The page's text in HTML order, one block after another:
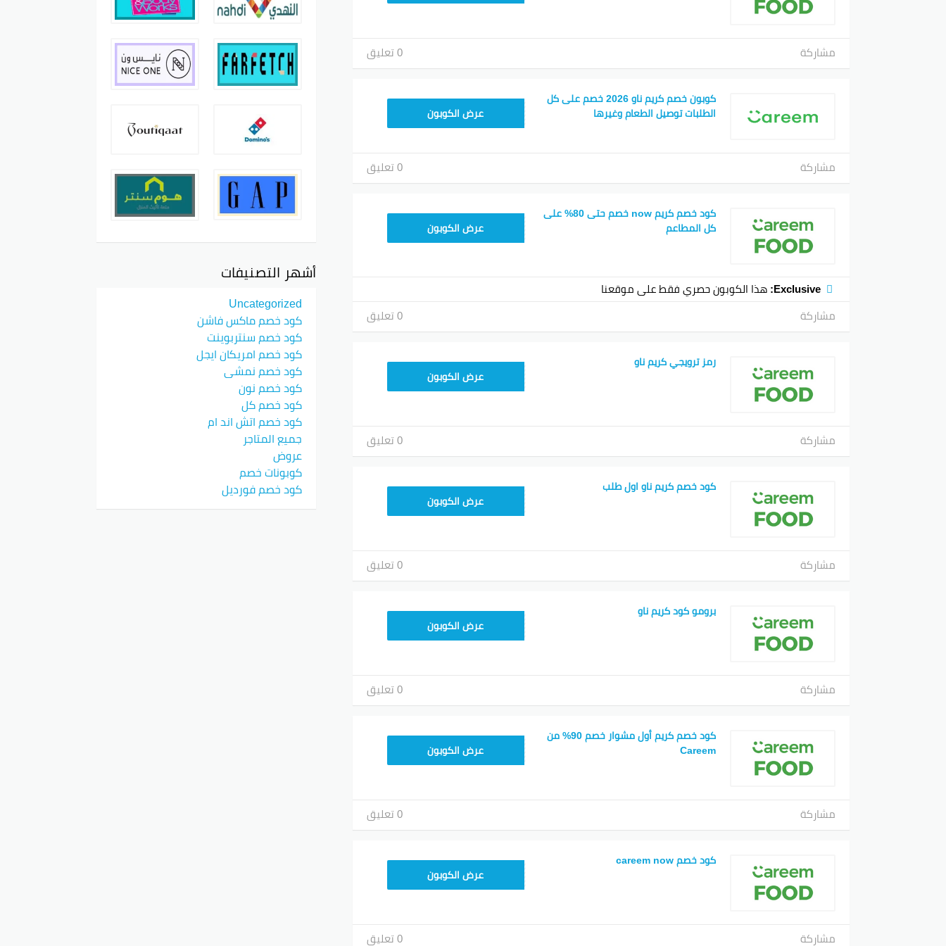
مشاركة 0 تعليق
كوبون خصم كريم ناو 2026 خصم على كل
الطلبات توصيل الطعام وغيرها
عرض الكوبون
مشاركة 0 تعليق
كود خصم كريم now خصم حتى 80% على
كل المطاعم
عرض الكوبون
Exclusive: هذا الكوبون حصري فقط على موقعنا
مشاركة
0 تعليق
رمز ترويجي كريم ناو
عرض الكوبون
مشاركة 0 تعليق
كود خصم كريم ناو اول طلب
عرض الكوبون
مشاركة 0 تعليق
برومو كود كريم ناو
YUM70عرض الكوبون
مشاركة 0 تعليق
كود خصم كريم أول مشوار خصم 90% من
Careem
عرض الكوبون
مشاركة 0 تعليق
كود خصم careem now
YUM70عرض الكوبون
مشاركة 0 تعليق
أشهر التصنيفات
Uncategorized
كود خصم ماكس فاشن
كود خصم سنتربوينت
كود خصم امريكان ايجل
كود خصم نمشي
كود خصم نون
كود خصم كل
كود خصم اتش اند ام
جميع المتاجر
عروض
كوبونات خصم
كود خصم فورديل